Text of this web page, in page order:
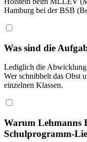
Hamburg bei der BSB
Was sind die
Lediglich die Abwicklung
Wer schnibbelt das Obst
einzelnen Klassen.
Warum Lehmanns
Schulprogramm-